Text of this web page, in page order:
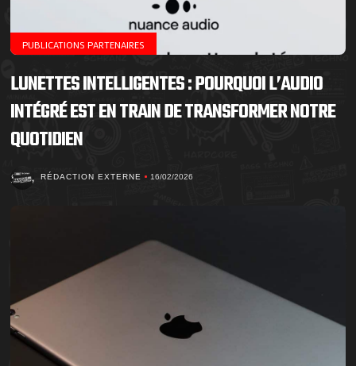
PUBLICATIONS PARTENAIRES
LUNETTES INTELLIGENTES : POURQUOI L’AUDIO
INTÉGRÉ EST EN TRAIN DE TRANSFORMER NOTRE
QUOTIDIEN
RÉDACTION EXTERNE 16/02/2026